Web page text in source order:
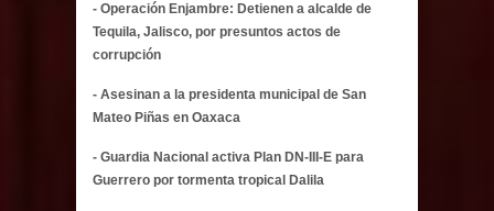
- Operación Enjambre: Detienen a alcalde de
Tequila, Jalisco, por presuntos actos de
corrupción
- Asesinan a la presidenta municipal de San
Mateo Piñas en Oaxaca
- Guardia Nacional activa Plan DN-III-E para
Guerrero por tormenta tropical Dalila